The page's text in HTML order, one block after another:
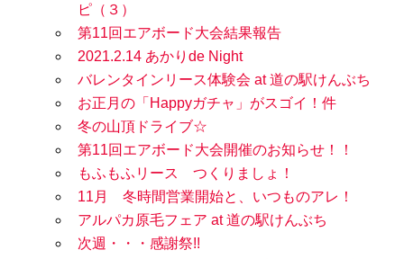
ピ（３）
第11回エアボード大会結果報告
2021.2.14 あかりde Night
バレンタインリース体験会 at 道の駅けんぶち
お正月の「Happyガチャ」がスゴイ！件
冬の山頂ドライブ☆
第11回エアボード大会開催のお知らせ！！
もふもふリース つくりましょ！
11月 冬時間営業開始と、いつものアレ！
アルパカ原毛フェア at 道の駅けんぶち
次週・・・感謝祭!!